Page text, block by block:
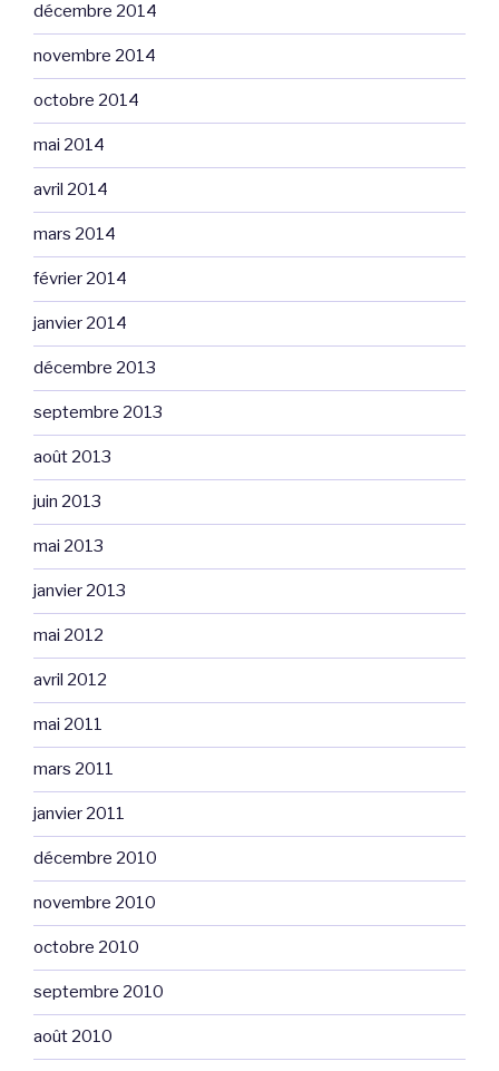
décembre 2014
novembre 2014
octobre 2014
mai 2014
avril 2014
mars 2014
février 2014
janvier 2014
décembre 2013
septembre 2013
août 2013
juin 2013
mai 2013
janvier 2013
mai 2012
avril 2012
mai 2011
mars 2011
janvier 2011
décembre 2010
novembre 2010
octobre 2010
septembre 2010
août 2010